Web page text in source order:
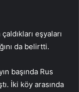
eşyaları
da belirtti.
başında Rus
İki köy arasında